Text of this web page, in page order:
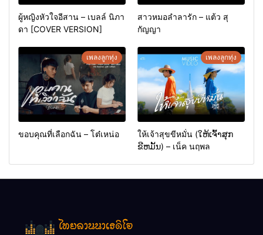
ผู้หญิงหัวใจอีสาน – เบลล์ นิภา
ดา [COVER VERSION]
สาวหมอลำลารัก – แต้ว สุ
กัญญา
เพลงลูกทุ่ง
ขอบคุณที่เลือกฉัน – โต๋เหน่อ
เพลงลูกทุ่ง
ให้เจ้าสุขขีหมั่น (ໃຫ້ເຈົ້າສຸກ
ຂີຫມັ້ນ) – เน็ค นฤพล